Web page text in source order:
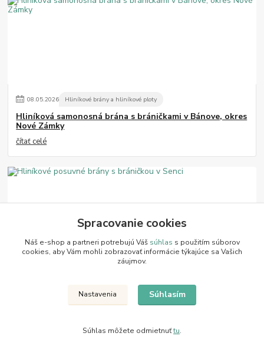
08.05.2026 Hliníkové brány a hliníkové ploty
Hliníková samonosná brána s bráničkami v Bánove, okres
Nové Zámky
čítať celé
Hliníkové posuvné brány s bráničkou v Senci
Hliníkové posuvné brány s bráničkou
TcaX7J2ebvgjmE9Lh6ytz3jsURr3WH5v8Co5UVnF7QJiJERJoUhl
Spracovanie cookies
Náš e-shop a partneri potrebujú Váš súhlas s použitím súborov
cookies, aby Vám mohli zobrazovať informácie týkajúce sa Vašich
záujmov.
Nastavenia Súhlasím
Súhlas môžete odmietnuťtu.